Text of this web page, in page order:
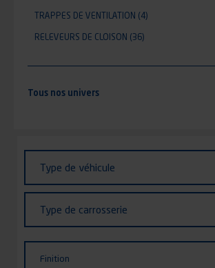
véhicule
Type de véhicule
carrosserie
Type de carrosserie
Finition
TRAPPES DE VENTILATION (4)
RELEVEURS DE CLOISON (36)
Tous nos univers